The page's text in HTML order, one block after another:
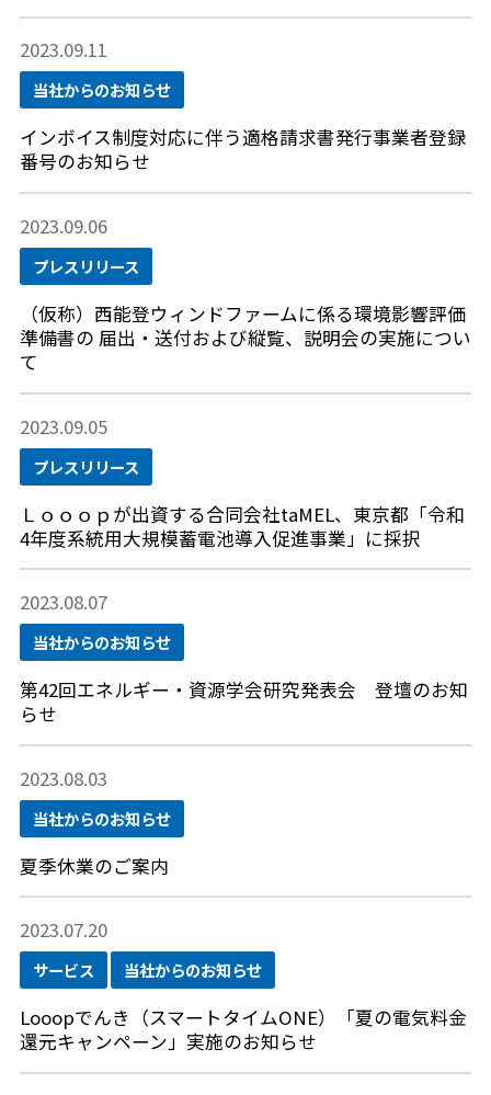
2023.09.11
当社からのお知らせ
インボイス制度対応に伴う適格請求書発行事業者登録
番号のお知らせ
2023.09.06
プレスリリース
（仮称）西能登ウィンドファームに係る環境影響評価
準備書の 届出・送付および縦覧、説明会の実施につい
て
2023.09.05
プレスリリース
Ｌｏｏｏｐが出資する合同会社taMEL、東京都「令和
4年度系統用大規模蓄電池導入促進事業」に採択
2023.08.07
当社からのお知らせ
第42回エネルギー・資源学会研究発表会 登壇のお知
らせ
2023.08.03
当社からのお知らせ
夏季休業のご案内
2023.07.20
サービス 当社からのお知らせ
Looopでんき（スマートタイムONE）「夏の電気料金
還元キャンペーン」実施のお知らせ